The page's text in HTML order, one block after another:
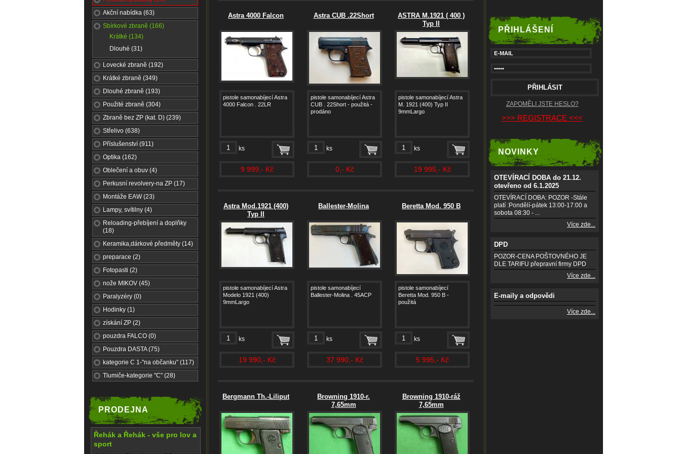
Akční nabídka (63)
Sbírkové zbraně (166)
Krátké (134)
Dlouhé (31)
Lovecké zbraně (192)
Krátké zbraně (349)
Dlouhé zbraně (193)
Použité zbraně (304)
Zbraně bez ZP (kat. D) (239)
Střelivo (638)
Příslušenství (911)
Optika (162)
Oblečení a obuv (4)
Perkusní revolvery-na ZP (17)
Montáže EAW (23)
Lampy, svítilny (4)
Reloading-přebíjení a doplňky
(18)
Keramika,dárkové předměty (14)
preparace (2)
Fotopasti (2)
nože MIKOV (45)
Paralyzéry (0)
Hodinky (1)
získání ZP (2)
pouzdra FALCO (0)
Pouzdra DASTA (75)
kategorie C 1-"na občanku" (117)
Tlumiče-kategorie "C" (28)
PRODEJNA
Řehák a Řehák - vše pro lov a
sport
Astra 4000 Falcon
pistole samonabíjecí Astra
4000 Falcon . 22LR
ks
9 999,- Kč
Astra CUB .22Short
pistole samonabíjecí Astra
CUB . 22Short - použitá -
prodáno
ks
0,- Kč
ASTRA M.1921 ( 400 )
Typ II
pistole samonabíjecí Astra
M. 1921 (400) Typ II
9mmLargo
ks
19 995,- Kč
Astra Mod.1921 (400)
Typ II
pistole samonabíjecí Astra
Modelo 1921 (400)
9mmLargo
ks
19 990,- Kč
Ballester-Molina
pistole samonabíjecí
Ballester-Molina . 45ACP
ks
37 990,- Kč
Beretta Mod. 950 B
pistole samonabíjecí
Beretta Mod. 950 B -
použitá
ks
5 995,- Kč
Bergmann Th.-Liliput
Browning 1910-r.
7,65mm
Browning 1910-ráž
7,65mm
PŘIHLÁŠENÍ
ZAPOMĚLI JSTE HESLO?
>>> REGISTRACE <<<
NOVINKY
OTEVÍRACÍ DOBA do 21.12.
otevřeno od 6.1.2025
OTEVÍRACÍ DOBA: POZOR -Stále
platí :Pondělí-pátek 13:00-17:00 a
sobota 08:30 - ...
Více zde...
DPD
POZOR-CENA POŠTOVNÉHO JE
DLE TARIFU přepravní firmy DPD
Více zde...
E-maily a odpovědi
Více zde...